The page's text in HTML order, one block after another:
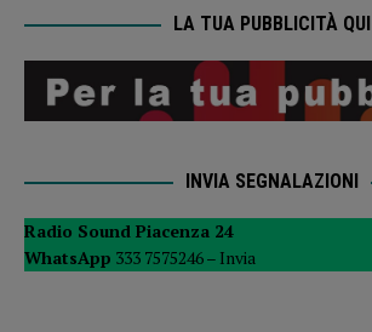
LA TUA PUBBLICITÀ QUI
INVIA SEGNALAZIONI
Radio Sound Piacenza 24
WhatsApp 333 7575246 – Invia